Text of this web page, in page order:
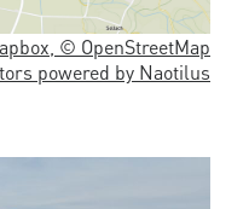
© OpenStreetMap
powered by Naotilus